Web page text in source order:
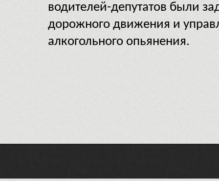
водителей-депутатов были
дорожного движения и
алкогольного опьянения.